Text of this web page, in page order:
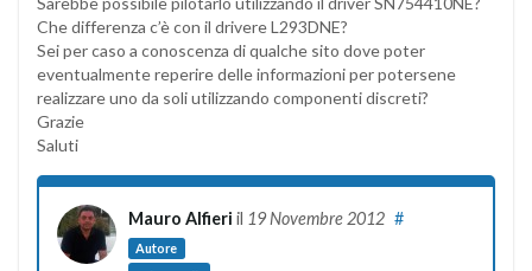
Che differenza c’è con il drivere L293DNE?
Sei per caso a conoscenza di qualche sito dove poter
eventualmente reperire delle informazioni per potersene
realizzare uno da soli utilizzando componenti discreti?
Grazie
Saluti
Mauro Alfieri il 19 Novembre 2012
Autore
#